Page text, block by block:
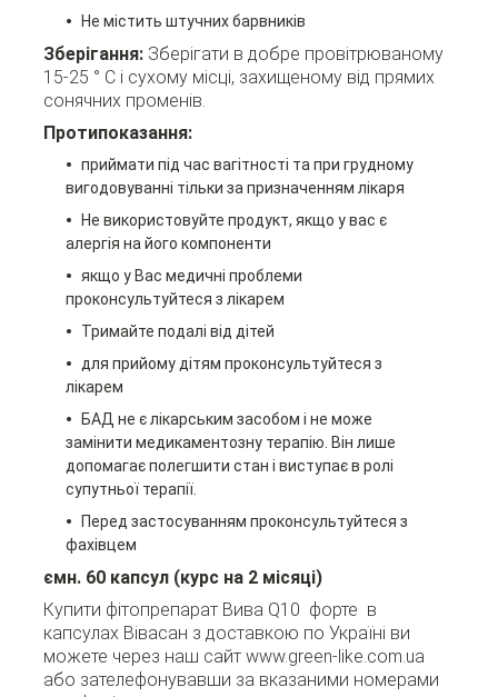
Не містить штучних барвників
Зберігання:Зберігати в добре провітрюваному
15-25 ° C і сухому місці, захищеному від прямих
сонячних променів.
Протипоказання:
приймати під час вагітності та при грудному
вигодовуванні тільки за призначенням лікаря
Не використовуйте продукт, якщо у вас є
алергія на його компоненти
якщо у Вас медичні проблеми
проконсультуйтеся з лікарем
Тримайте подалі від дітей
для прийому дітям проконсультуйтеся з
лікарем
БАД не є лікарським засобом і не може
замінити медикаментозну терапію. Він лише
допомагає полегшити стан і виступає в ролі
супутньої терапії.
Перед застосуванням проконсультуйтеся з
фахівцем
ємн. 60 капсул (курс на 2 місяці)
Купити фітопрепарат Вива Q10 форте в
капсулах Вівасан з доставкою по Україні ви
можете через наш сайт www.green-like.com.ua
або зателефонувавши за вказаними номерами